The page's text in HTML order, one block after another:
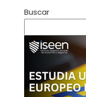
Buscar